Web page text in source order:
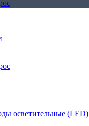
осветительные (LED)